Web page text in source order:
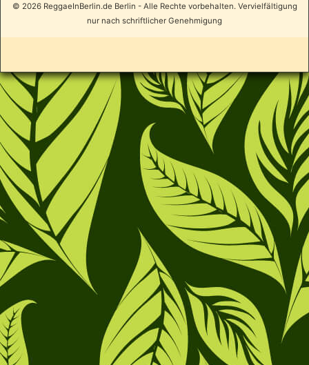
© 2026 ReggaeInBerlin.de Berlin - Alle Rechte vorbehalten. Vervielfältigung
nur nach schriftlicher Genehmigung